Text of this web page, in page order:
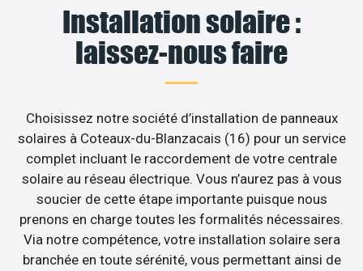
Installation solaire :
laissez-nous faire
Choisissez notre société d’installation de panneaux
solaires à Coteaux-du-Blanzacais (16) pour un service
complet incluant le raccordement de votre centrale
solaire au réseau électrique. Vous n’aurez pas à vous
soucier de cette étape importante puisque nous
prenons en charge toutes les formalités nécessaires.
Via notre compétence, votre installation solaire sera
branchée en toute sérénité, vous permettant ainsi de